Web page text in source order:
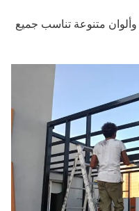
وألوان متنوعة تناسب جميع